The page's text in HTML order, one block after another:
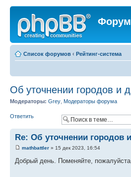
Форум
Список форумов ‹ Рейтинг-система
Об уточнении городов и
Модераторы: Grey Модераторы форума
Ответить
Re: Об уточнении городов
mathbattler » 15 дек 2023, 16:54
Добрый день. Поменяйте,